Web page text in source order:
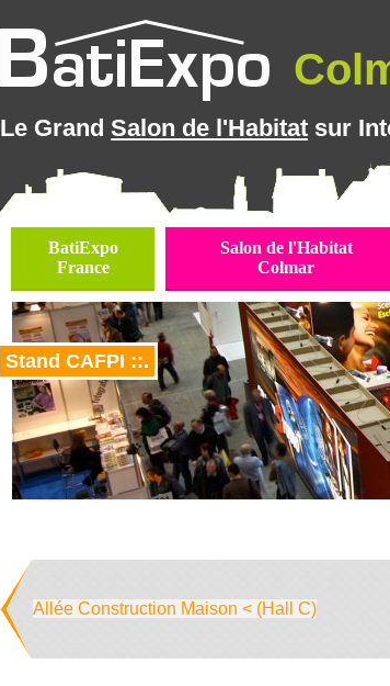
Le Grand Salon de l'Habitat sur
BatiExpo
France
Salon de l'Habitat
Colmar
Stand CAFPI ::.
Allée Construction Maison < (Hall C)